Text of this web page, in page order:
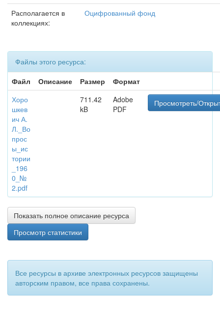
Располагается в
коллекциях:
Оцифрованный фонд
Файлы этого ресурса:
Файл
Описание Размер
Формат
Хоро
шкев
ич А.
Л._Во
прос
ы_ис
тории
_196
0_№
2.pdf
711.42
kB
Adobe
PDF
Просмотреть/
Показать полное описание ресурса
Просмотр статистики
Все ресурсы в архиве электронных ресурсов защищены
авторским правом, все права сохранены.